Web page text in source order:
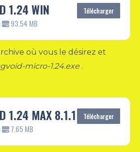
1.24 WIN
93.54 MB
Télécharger
où vous le désirez et
micro-1.24.exe .
1.24 MAX 8.1.1
7.65 MB
Télécharger